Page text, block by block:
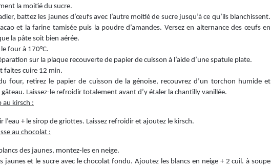
la moitié du sucre.
battez les jaunes d’œufs avec l’autre moitié de sucre jusqu’à ce qu’ils blanchissent.
et la farine tamisée puis la poudre d’amandes. Versez en alternance des œufs en
la pâte soit bien aérée.
four à 170°C.
sur la plaque recouverte de papier de cuisson à l’aide d’une spatule plate.
faites cuire 12 min.
four, retirez le papier de cuisson de la génoise, recouvrez d’un torchon humide et
Laissez-le refroidir totalement avant d’y étaler la chantilly vanillée.
au kirsch :
l’eau + le sirop de griottes. Laissez refroidir et ajoutez le kirsch.
au chocolat :
des jaunes, montez-les en neige.
jaunes et le sucre avec le chocolat fondu. Ajoutez les blancs en neige + 2 cuil. à soupe